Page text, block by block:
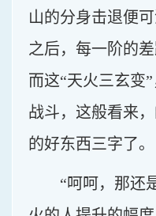
山的分身击退便
之后，每一阶的
而这“天火三玄变
战斗，这般看来
的好东西三字了。
“呵呵，那还